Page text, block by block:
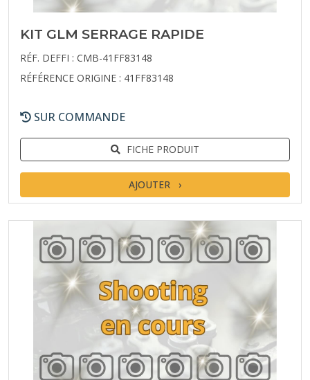
KIT GLM SERRAGE RAPIDE
RÉF. DEFFI : CMB-41FF83148
RÉFÉRENCE ORIGINE : 41FF83148
SUR COMMANDE
FICHE PRODUIT
AJOUTER